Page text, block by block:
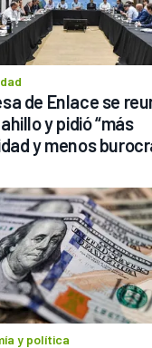
de Enlace se
y pidió “más
y menos
y política